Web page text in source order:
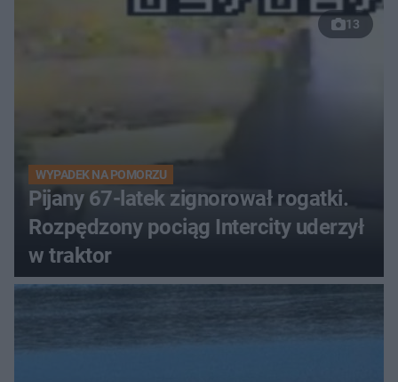
13
WYPADEK NA POMORZU
Pijany 67-latek zignorował rogatki.
Rozpędzony pociąg Intercity uderzył
w traktor